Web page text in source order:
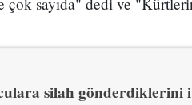
silah gönderdiklerini